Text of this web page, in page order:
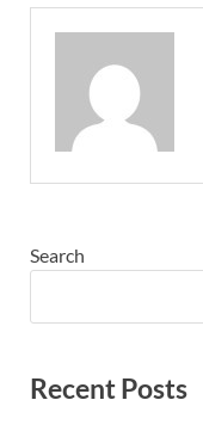
Search
Recent Posts